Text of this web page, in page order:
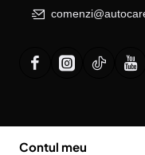
Contul meu